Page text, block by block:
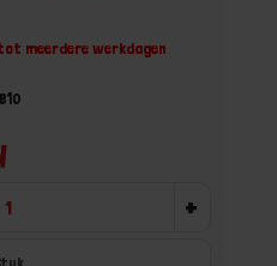
meerdere werkdagen
+